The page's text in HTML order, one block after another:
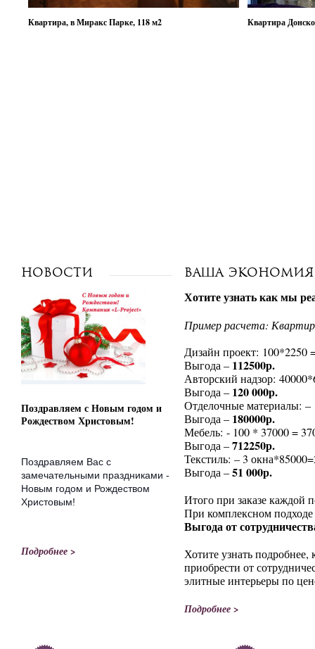
Квартира, в Миракс Парке, 118 м2 Квартира
Новости
Поздравляем с Новым годом и
Рождеством Христовым!
Поздравляем Вас с
замечательными праздниками -
Новым годом и Рождеством
Христовым!
Подробнее >
Ваша экономия
Хотите узнать как мы
Пример расчета:
Дизайн проект: 100*2250
Выгода – 112500р.
Авторский надзор:
Выгода – 120 000р.
Отделочные материалы: –
Выгода – 180000р.
Мебель: - 100 * 37000 =
Выгода –712250р.
Текстиль: – 3
Выгода –51 000р.
Итого при заказе каждой
При комплексном
Выгода от
Хотите узнать
приобрести от
элитные интерьеры по
Подробнее >